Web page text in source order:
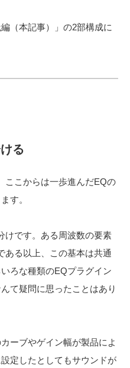
編（本記事）」の2部構成に
る
ここからは一歩進んだEQの
す。
けです。ある周波数の要素
る以上、この基本は共通
ろな種類のEQプラグイン
て疑問に思ったことはあり
ーブやゲイン幅が製品によ
定したとしてもサウンドが